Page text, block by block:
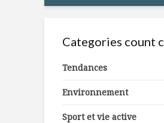
Categories count
Tendances
Environnement
Sport et vie active